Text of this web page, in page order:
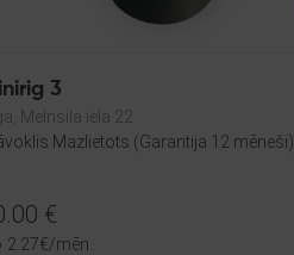
3
Melnsila iela 22
Mazlietots (Garantija 12 mēneši)
€
2.27€/mēn.